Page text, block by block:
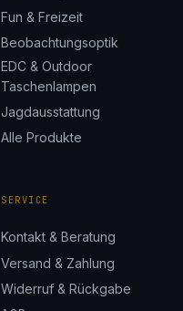
Fun & Freizeit
Beobachtungsoptik
EDC & Outdoor
Taschenlampen
Jagdausstattung
Alle Produkte
SERVICE
Kontakt & Beratung
Versand & Zahlung
Widerruf & Rückgabe